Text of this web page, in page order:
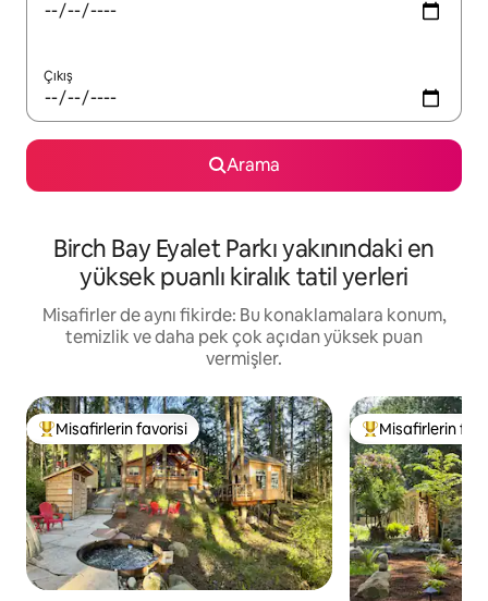
Çıkış
Arama
Birch Bay Eyalet Parkı yakınındaki en
yüksek puanlı kiralık tatil yerleri
Misafirler de aynı fikirde: Bu konaklamalara konum,
temizlik ve daha pek çok açıdan yüksek puan
vermişler.
Misafirlerin favorilerinden en beğenilenler arasında
Misafirlerin favorisi Misafirlerin
Misafirlerin